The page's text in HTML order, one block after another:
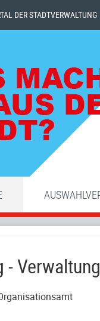
DER STADTVERWALTUNG
-